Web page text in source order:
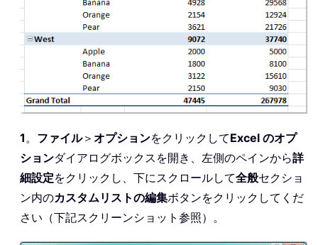
1。 ファイル＞ オプションをクリックしてExcel のオプ
ションダイアログボックスを開き、左側のペインから詳
細設定をクリックし、下にスクロールして全般セクショ
ン内のカスタムリストの編集ボタンをクリックしてくだ
さい（下記スクリーンショット参照）。